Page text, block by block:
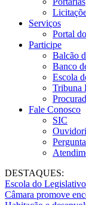
Serviços
Portal
Participe
Balcão
Banco
Escola
Tribuna
Fale Conosco
SIC
DESTAQUES:
Escola do
Câmara promove